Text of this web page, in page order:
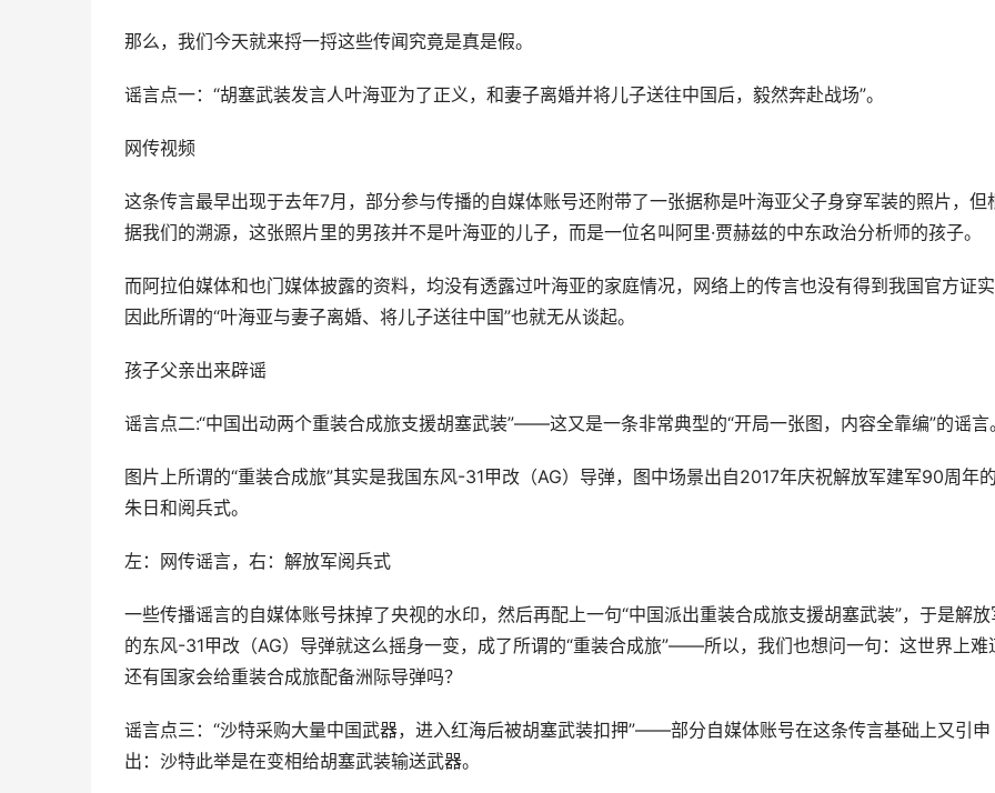
那么，我们今天就来捋一捋这些传闻究竟是真是假。
谣言点一：“胡塞武装发言人叶海亚为了正义，和妻子离婚并将儿子送往中国后，毅然奔赴战场”。
网传视频
这条传言最早出现于去年7月，部分参与传播的自媒体账号还附带了一张据称是叶海亚父子身穿军装的照片，但
据我们的溯源，这张照片里的男孩并不是叶海亚的儿子，而是一位名叫阿里·贾赫兹的中东政治分析师的孩子。
而阿拉伯媒体和也门媒体披露的资料，均没有透露过叶海亚的家庭情况，网络上的传言也没有得到我国官方证
因此所谓的“叶海亚与妻子离婚、将儿子送往中国”也就无从谈起。
孩子父亲出来辟谣
谣言点二:“中国出动两个重装合成旅支援胡塞武装”——这又是一条非常典型的“开局一张图，内容全靠编”的谣言
图片上所谓的“重装合成旅”其实是我国东风-31甲改（AG）导弹，图中场景出自2017年庆祝解放军建军90周年
朱日和阅兵式。
左：网传谣言，右：解放军阅兵式
一些传播谣言的自媒体账号抹掉了央视的水印，然后再配上一句“中国派出重装合成旅支援胡塞武装”，于是解放
的东风-31甲改（AG）导弹就这么摇身一变，成了所谓的“重装合成旅”——所以，我们也想问一句：这世界上难
还有国家会给重装合成旅配备洲际导弹吗？
谣言点三：“沙特采购大量中国武器，进入红海后被胡塞武装扣押”——部分自媒体账号在这条传言基础上又引申
出：沙特此举是在变相给胡塞武装输送武器。